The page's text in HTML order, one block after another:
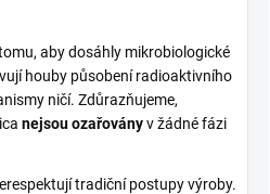
aby dosáhly mikrobiologické
houby působení radioaktivního
ničí. Zdůrazňujeme,
nejsou ozařoványv žádné fázi
tradiční postupy výroby.